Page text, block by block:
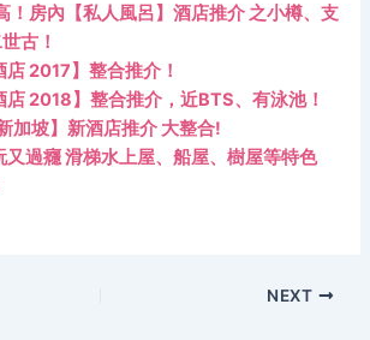
！房內【私人風呂】酒店推介 之小樽、支
古！
2017】整合推介！
店 2018】整合推介，近BTS、有泳池！
加坡】新酒店推介 大整合!
又過癮 滑梯水上屋、船屋、樹屋等特色
NEXT